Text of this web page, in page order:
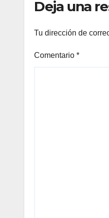
Deja una
Tu dirección de
Comentario *